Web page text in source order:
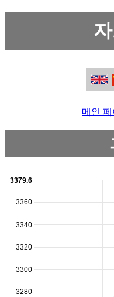
메인 페
3280
3300
3320
3340
3360
3379.6